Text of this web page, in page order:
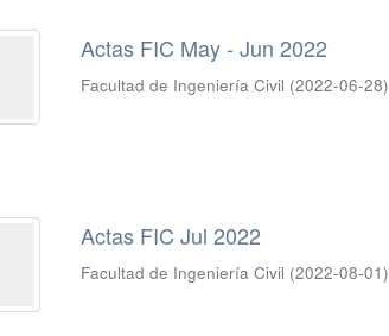
Actas FIC May - Jun 2022
Facultad de Ingeniería Civil (2022-06-28)
Actas FIC Jul 2022
Facultad de Ingeniería Civil (2022-08-01)